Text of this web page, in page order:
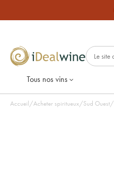
Tous nos vins
Accueil/Acheter spiritueux/Sud Ouest/